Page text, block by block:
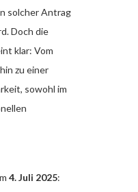
solcher Antrag
Doch die
klar: Vom
zu einer
sowohl im
4. Juli 2025: